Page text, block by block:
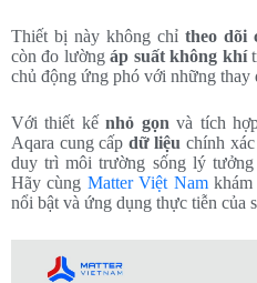
Thiết bị này không chỉ theo dõi
còn đo lườngáp suất không khí
chủ động ứng phó với những thay
Với thiết kếnhỏ gọn và tích
Aqara cung cấp dữ liệu chính
duy trì môi trường sống lý
Hãy cùng Matter Việt Namkhám
nổi bật và ứng dụng thực tiễn của